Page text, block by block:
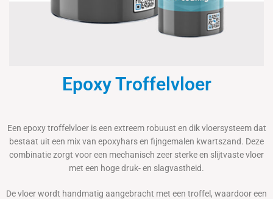
Epoxy Troffelvloer
Een epoxy troffelvloer is een extreem robuust en dik vloersysteem dat
bestaat uit een mix van epoxyhars en fijngemalen kwartszand. Deze
combinatie zorgt voor een mechanisch zeer sterke en slijtvaste vloer
met een hoge druk- en slagvastheid.
De vloer wordt handmatig aangebracht met een troffel, waardoor een